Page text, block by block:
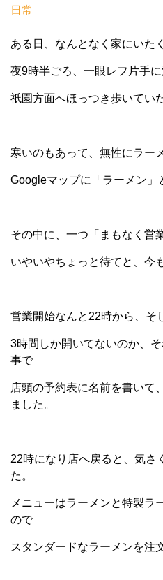
日常
ある日、なんとなく家にいた
夜9時半ごろ、一眼レフ片手
祇園方面へほっつき歩いてい
寒いのもあって、無性にラー
Googleマップに「ラーメン
その中に、一つ「まもなく営
いやいやちょっと待てと、今
営業開始なんと22時から、そ
3時間しか開いてないのか、
事で
店頭の予約表に名前を書いて
ました。
22時になり店へ戻ると、気さ
た。
メニューはラーメンと特製ラ
ので
スタンダードなラーメンを注